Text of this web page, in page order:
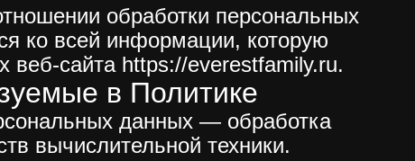
обработки персональных
ко всей информации, которую
веб-сайта https://everestfamily.ru.
в Политике
данных — обработка
вычислительной техники.